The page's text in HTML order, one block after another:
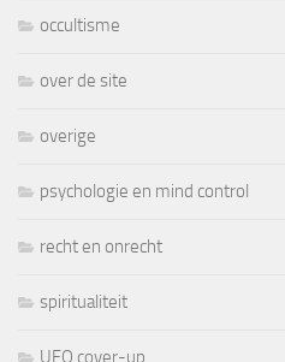
occultisme
over de site
overige
psychologie en mind control
recht en onrecht
spiritualiteit
UFO cover-up